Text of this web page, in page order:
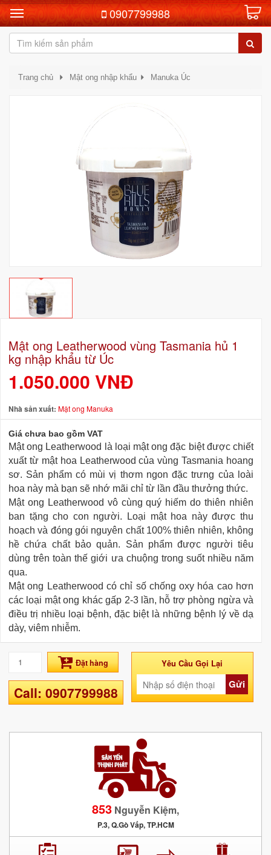
0907799988
Trang chủ Mật ong nhập khẩu Manuka Úc
Mật ong Leatherwood vùng Tasmania hủ 1
kg nhập khẩu từ Úc
1.050.000 VNĐ
Nhà sản xuất: Mật ong Manuka
Giá chưa bao gồm VAT
Mật ong Leatherwood là loại mật ong đặc biệt được chiết
xuất từ mật hoa Leatherwood của vùng Tasmania hoang
sơ. Sản phẩm có mùi vị thơm ngon đặc trưng của loài
hoa này mà bạn sẽ nhớ mãi chỉ từ lần đầu thưởng thức.
Mật ong Leatherwood vô cùng quý hiếm do thiên nhiên
ban tặng cho con người. Loại mật hoa này được thu
hoạch và đóng gói nguyên chất 100% thiên nhiên, không
hề chứa chất bảo quản. Sản phẩm được người tiêu
dùng trên toàn thế giới ưa chuộng trong suốt nhiều năm
qua.
Mật ong Leatherwood có chỉ số chống oxy hóa cao hơn
các loại mật ong khác gấp 2-3 lần, hỗ trợ phòng ngừa và
điều trị nhiều loại bệnh, đặc biệt là những bệnh lý về dạ
dày, viêm nhiễm.
Đặt hàng
Call: 0907799988
Yêu Cầu Gọi Lại
Gửi
853 Nguyễn Kiệm,
P.3, Q.Gò Vấp, TP.HCM